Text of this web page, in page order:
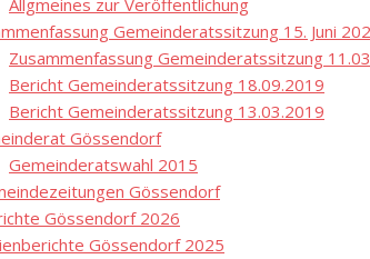
Allgmeines zur Veröffentlichung
Gemeinderatssitzung 15. Juni
Zusammenfassung Gemeinderatssitzung
Bericht Gemeinderatssitzung 18.09.2019
Bericht Gemeinderatssitzung 13.03.2019
Gössendorf
Gemeinderatswahl 2015
Gössendorf
Gössendorf 2026
Gössendorf 2025